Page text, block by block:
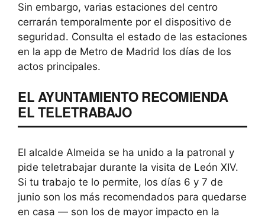
Sin embargo, varias estaciones del centro
cerrarán temporalmente por el dispositivo de
seguridad. Consulta el estado de las estaciones
en la app de Metro de Madrid los días de los
actos principales.
EL AYUNTAMIENTO RECOMIENDA
EL TELETRABAJO
El alcalde Almeida se ha unido a la patronal y
pide teletrabajar durante la visita de León XIV.
Si tu trabajo te lo permite, los días 6 y 7 de
junio son los más recomendados para quedarse
en casa — son los de mayor impacto en la